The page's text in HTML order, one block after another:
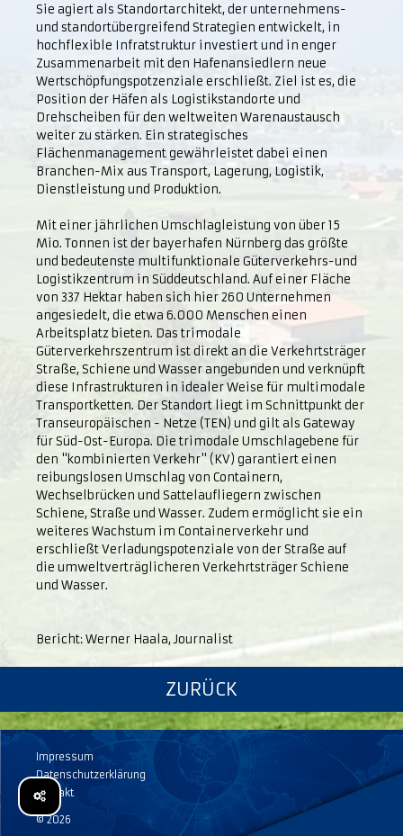
Sie agiert als Standortarchitekt, der unternehmens-
und standortübergreifend Strategien entwickelt, in
hochflexible Infratstruktur investiert und in enger
Zusammenarbeit mit den Hafenansiedlern neue
Wertschöpfungspotzenziale erschließt. Ziel ist es, die
Position der Häfen als Logistikstandorte und
Drehscheiben für den weltweiten Warenaustausch
weiter zu stärken. Ein strategisches
Flächenmanagement gewährleistet dabei einen
Branchen-Mix aus Transport, Lagerung, Logistik,
Dienstleistung und Produktion.
Mit einer jährlichen Umschlagleistung von über 15
Mio. Tonnen ist der bayerhafen Nürnberg das größte
und bedeutenste multifunktionale Güterverkehrs-und
Logistikzentrum in Süddeutschland. Auf einer Fläche
von 337 Hektar haben sich hier 260 Unternehmen
angesiedelt, die etwa 6.000 Menschen einen
Arbeitsplatz bieten. Das trimodale
Güterverkehrszentrum ist direkt an die Verkehrtsträger
Straße, Schiene und Wasser angebunden und verknüpft
diese Infrastrukturen in idealer Weise für multimodale
Transportketten. Der Standort liegt im Schnittpunkt der
Transeuropäischen - Netze (TEN) und gilt als Gateway
für Süd-Ost-Europa. Die trimodale Umschlagebene für
den "kombinierten Verkehr" (KV) garantiert einen
reibungslosen Umschlag von Containern,
Wechselbrücken und Sattelaufliegern zwischen
Schiene, Straße und Wasser. Zudem ermöglicht sie ein
weiteres Wachstum im Containerverkehr und
erschließt Verladungspotenziale von der Straße auf
die umweltverträglicheren Verkehrtsträger Schiene
und Wasser.
Bericht: Werner Haala, Journalist
ZURÜCK
Impressum
Datenschutzerklärung
Kontakt
© 2026